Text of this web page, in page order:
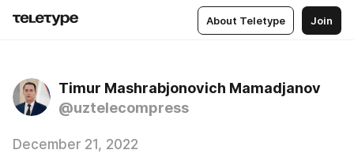
About Teletype Join
Timur Mashrabjonovich Mamadjanov
@uztelecompress
December 21, 2022